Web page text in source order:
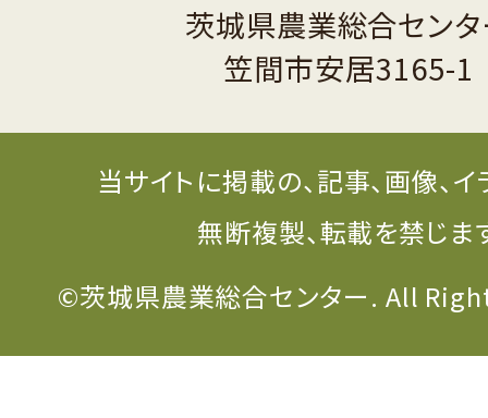
茨城県農業総合セン
笠間市安居3165-1
当サイトに掲載の、記事、画像、
無断複製、転載を禁じま
©茨城県農業総合センター. All